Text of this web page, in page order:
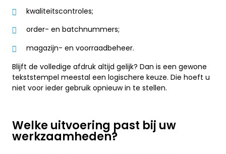
kwaliteitscontroles;
order- en batchnummers;
magazijn- en voorraadbeheer.
Blijft de volledige afdruk altijd gelijk? Dan is een gewone
tekststempel meestal een logischere keuze. Die hoeft u
niet voor ieder gebruik opnieuw in te stellen.
Welke uitvoering past bij uw
werkzaamheden?